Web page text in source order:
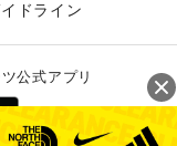
ドライン
公式アプリ